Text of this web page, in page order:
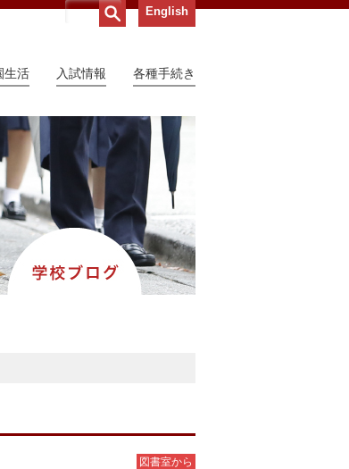
English
生活 入試情報 各種手続き
図書室から